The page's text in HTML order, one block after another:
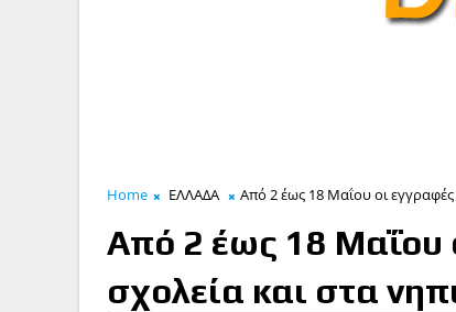
Home ΕΛΛΑΔΑ Από 2 έως 18 Μαΐου οι
Από 2 έως 18 Μαΐου
σχολεία και στα